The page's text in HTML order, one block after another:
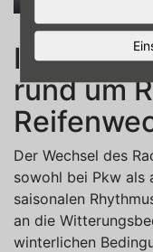
Ihr
rund um
Der Wechsel des
sowohl bei Pkw als
saisonalen
an die
winterlichen